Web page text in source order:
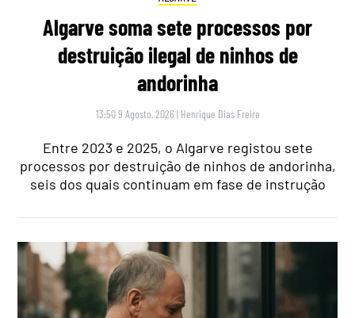
Algarve soma sete processos por
destruição ilegal de ninhos de
andorinha
13:50 9 Agosto, 2026 | Henrique Dias Freire
Entre 2023 e 2025, o Algarve registou sete
processos por destruição de ninhos de andorinha,
seis dos quais continuam em fase de instrução